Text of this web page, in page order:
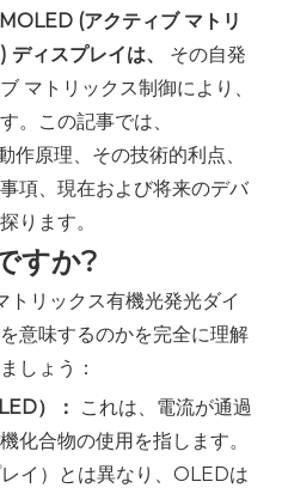
(アクティブ マトリ
ィスプレイは、
その自発
マトリックス制御により、
。この記事では、
原理、その技術的利点、
項、現在および将来のデバ
ります。
すか?
リックス有機光発光ダイ
意味するのかを完全に理解
しょう：
）：
これは、電流が通過
化合物の使用を指します。
イ）とは異なり、OLEDは